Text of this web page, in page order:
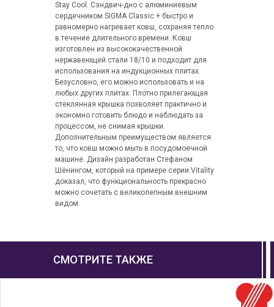
Stay Cool. Сэндвич-дно с алюминиевым
сердечником SIGMA Classic + быстро и
равномерно нагревает ковш, сохраняя тепло
в течение длительного времени. Ковш
изготовлен из высококачественной
нержавеющей стали 18/10 и подходит для
использования на индукционных плитах.
Безусловно, его можно использовать и на
любых других плитах. Плотно прилегающая
стеклянная крышка позволяет практично и
экономно готовить блюдо и наблюдать за
процессом, не снимая крышки.
Дополнительным преимуществом является
то, что ковш можно мыть в посудомоечной
машине. Дизайн разработан Стефаном
Шёнингом, который на примере серии Vitality
доказал, что функциональность прекрасно
можно сочетать с великолепным внешним
видом.
СМОТРИТЕ ТАКЖЕ